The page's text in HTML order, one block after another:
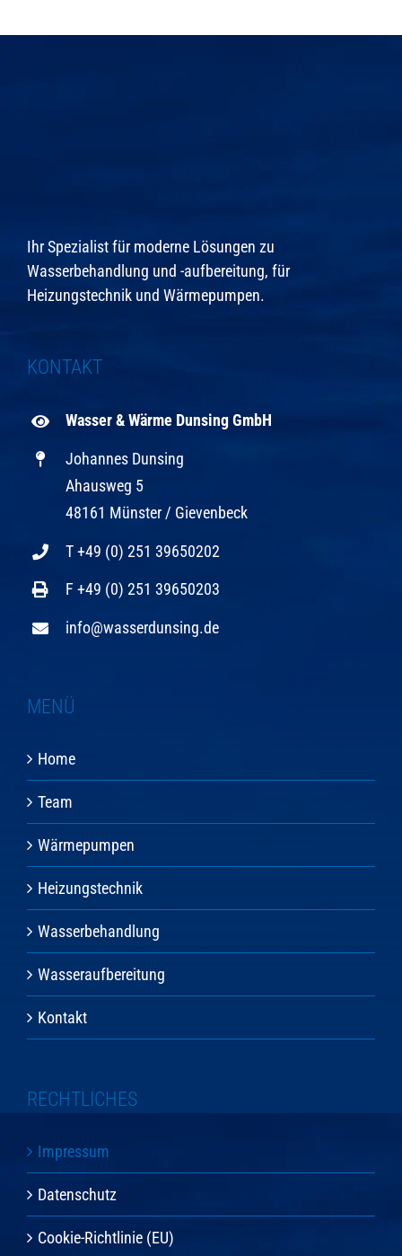
Ihr Spezialist für moderne Lösungen zu
Wasserbehandlung und -aufbereitung, für
Heizungstechnik und Wärmepumpen.
KONTAKT
Wasser & Wärme Dunsing GmbH
Johannes Dunsing
Ahausweg 5
48161 Münster / Gievenbeck
T +49 (0) 251 39650202
F +49 (0) 251 39650203
info@wasserdunsing.de
MENÜ
Home
Team
Wärmepumpen
Heizungstechnik
Wasserbehandlung
Wasseraufbereitung
Kontakt
RECHTLICHES
Impressum
Datenschutz
Cookie-Richtlinie (EU)